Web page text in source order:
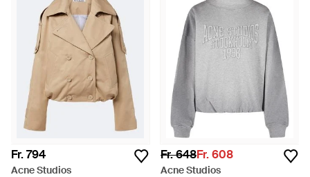
Fr. 794
Acne Studios
Fr. 648Fr. 608
Acne Studios